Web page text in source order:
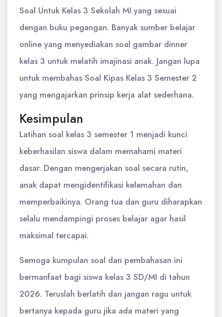
Soal Untuk Kelas 3 Sekolah MI yang sesuai
dengan buku pegangan. Banyak sumber belajar
online yang menyediakan soal gambar dinner
kelas 3 untuk melatih imajinasi anak. Jangan lupa
untuk membahas Soal Kipas Kelas 3 Semester 2
yang mengajarkan prinsip kerja alat sederhana.
Kesimpulan
Latihan soal kelas 3 semester 1 menjadi kunci
keberhasilan siswa dalam memahami materi
dasar. Dengan mengerjakan soal secara rutin,
anak dapat mengidentifikasi kelemahan dan
memperbaikinya. Orang tua dan guru diharapkan
selalu mendampingi proses belajar agar hasil
maksimal tercapai.
Semoga kumpulan soal dan pembahasan ini
bermanfaat bagi siswa kelas 3 SD/MI di tahun
2026. Teruslah berlatih dan jangan ragu untuk
bertanya kepada guru jika ada materi yang